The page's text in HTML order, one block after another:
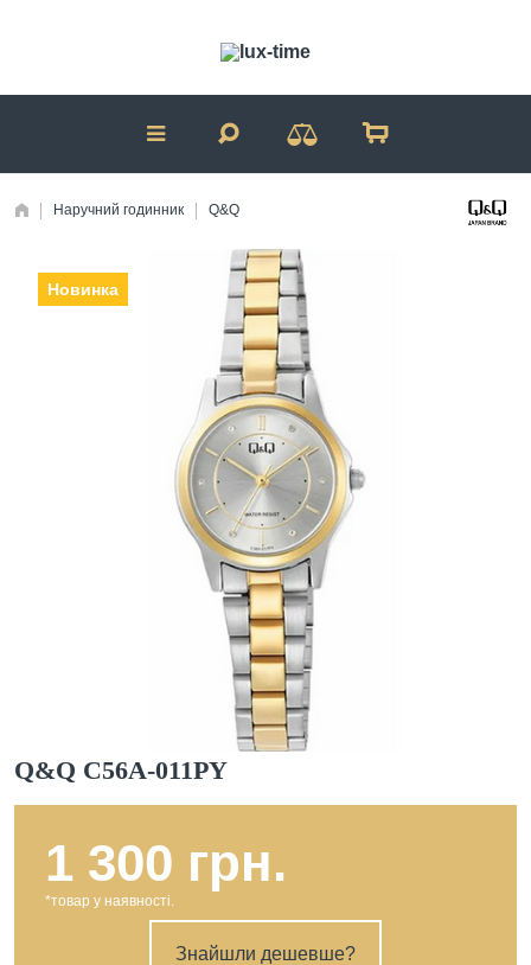
Наручний годинник Q&Q
Новинка
Q&Q C56A-011PY
1 300 грн.
*товар у наявності.
Знайшли дешевше?